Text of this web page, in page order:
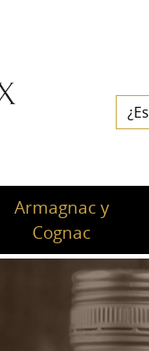
Armagnac y
Cognac